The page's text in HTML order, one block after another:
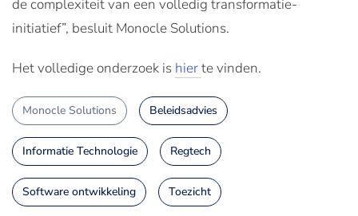
de complexiteit van een volledig transformatie-
initiatief”, besluit Monocle Solutions.
Het volledige onderzoek is hierte vinden.
Monocle Solutions Beleidsadvies
Informatie Technologie Regtech
Software ontwikkeling Toezicht